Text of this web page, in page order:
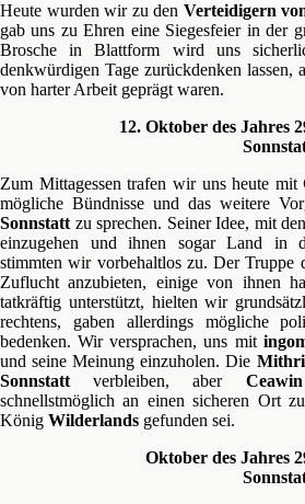
Heute wurden wir zu den Verteidigern
gab uns zu Ehren eine Siegesfeier in der
Brosche in Blattform wird uns
denkwürdigen Tage zurückdenken lassen,
von harter Arbeit geprägt waren.
12. Oktober des Jahres
Zum Mittagessen trafen wir uns heute mit
mögliche Bündnisse und das weitere
Sonnstatt zu sprechen. Seiner Idee, mit den
einzugehen und ihnen sogar Land in
stimmten wir vorbehaltlos zu. Der Truppe
Zuflucht anzubieten, einige von ihnen
tatkräftig unterstützt, hielten wir
rechtens, gaben allerdings mögliche
bedenken. Wir versprachen, uns mit
und seine Meinung einzuholen. Die
Sonnstatt verbleiben, aber Ceawin
schnellstmöglich an einen sicheren Ort
König Wilderlands gefunden sei.
Oktober des Jahres